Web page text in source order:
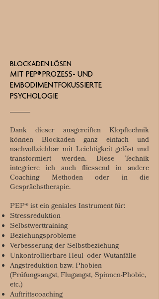
BLOCKADEN LÖSEN
MIT PEP® PROZESS- UND
EMBODIMENTFOKUSSIERTE
PSYCHOLOGIE
Dank dieser ausgereiften Klopftechnik
können Blockaden ganz einfach und
nachvollziehbar mit Leichtigkeit gelöst und
transformiert werden. Diese Technik
integriere ich auch fliessend in andere
Coaching Methoden oder in die
Gesprächstherapie.
PEP® ist ein geniales Instrument für:​
Stressreduktion
Selbstwerttraining
Beziehungsprobleme
Verbesserung der Selbstbeziehung
Unkontrollierbare Heul- oder Wutanfälle
Angstreduktion bzw. Phobien
(Prüfungsangst, Flugangst, Spinnen-Phobie,
etc.)
Auftrittscoaching